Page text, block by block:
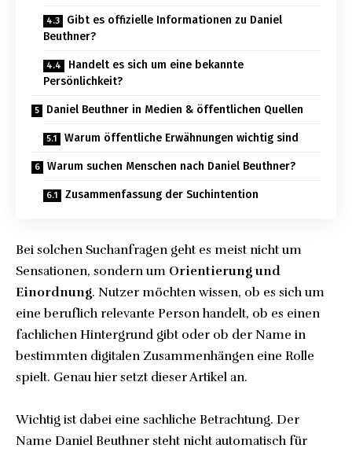
Gibt es offizielle Informationen zu Daniel
Beuthner?
Handelt es sich um eine bekannte
Persönlichkeit?
Daniel Beuthner in Medien & öffentlichen Quellen
Warum öffentliche Erwähnungen wichtig sind
Warum suchen Menschen nach Daniel Beuthner?
Zusammenfassung der Suchintention
Bei solchen Suchanfragen geht es meist nicht um
Sensationen, sondern um Orientierung und
Einordnung. Nutzer möchten wissen, ob es sich um
eine beruflich relevante Person handelt, ob es einen
fachlichen Hintergrund gibt oder ob der Name in
bestimmten digitalen Zusammenhängen eine Rolle
spielt. Genau hier setzt dieser Artikel an.
Wichtig ist dabei eine sachliche Betrachtung. Der
Name Daniel Beuthner steht nicht automatisch für